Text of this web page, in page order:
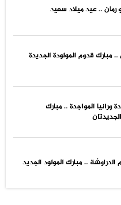
سعيد
محمد اخليل .. مبارك قدوم المولودة الجديدة
عمر الشحاحدة ورانيا المواجدة .. مبارك
المولود الجديد